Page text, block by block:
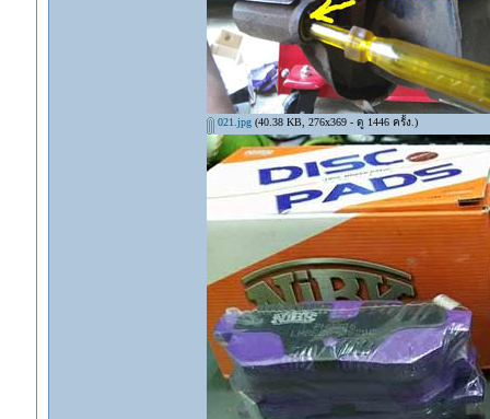
021.jpg(40.38 KB, 276x369 - ดู 1446 ครั้ง.)